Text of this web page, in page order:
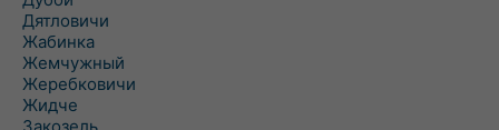
Дятловичи
Жабинка
Жемчужный
Жеребковичи
Жидче